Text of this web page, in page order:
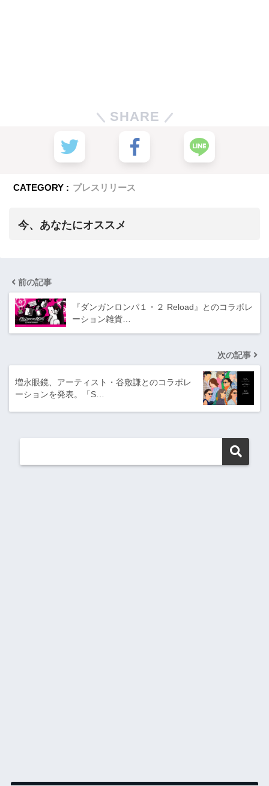
SHARE
CATEGORY : プレスリリース
今、あなたにオススメ
前の記事
『ダンガンロンパ１・２ Reload』とのコラボレ
ーション雑貨…
次の記事
増永眼鏡、アーティスト・谷敷謙とのコラボレ
ーションを発表。「S…